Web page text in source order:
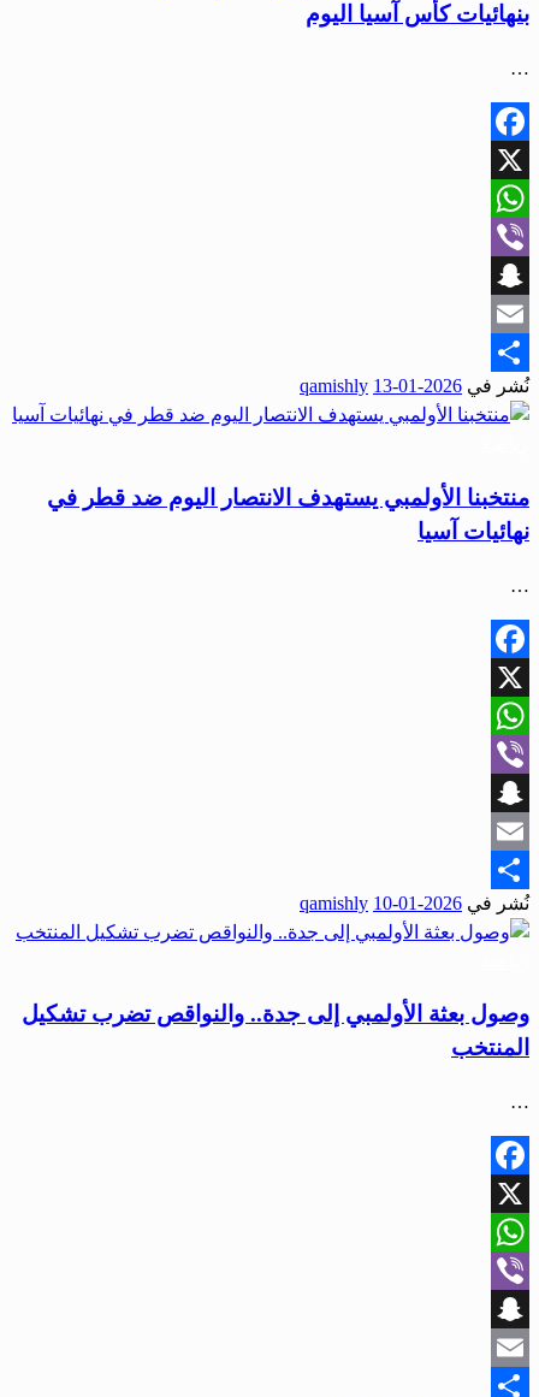
بنهائيات كأس آسيا اليوم
…
Facebook
X
WhatsApp
Viber
Snapchat
Email
Share
نُشر في 2026-01-13
qamishly
منتخبنا الأولمبي يستهدف الانتصار اليوم ضد قطر في
نهائيات آسيا
…
Facebook
X
WhatsApp
Viber
Snapchat
Email
Share
نُشر في 2026-01-10
qamishly
وصول بعثة الأولمبي إلى جدة.. والنواقص تضرب تشكيل
المنتخب
…
Facebook
X
WhatsApp
Viber
Snapchat
Email